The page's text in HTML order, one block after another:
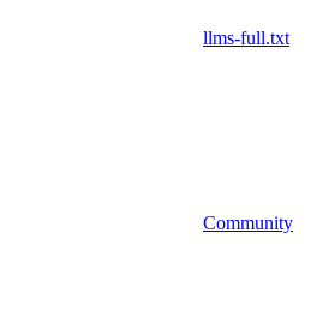
llms-full.txt
Community